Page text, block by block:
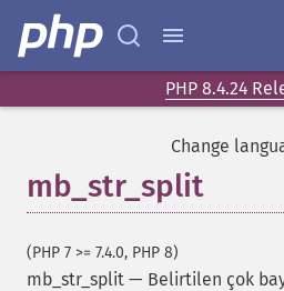
PHP 8.4.24
Change
mb_str_split
(PHP 7 >= 7.4.0, PHP 8)
mb_str_split — Belirtilen çok